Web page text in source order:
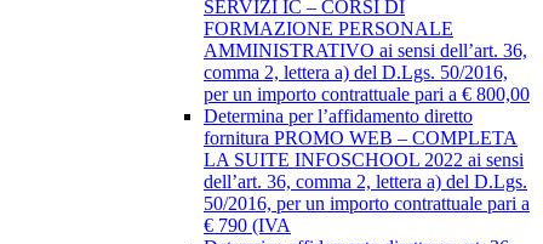
SERVIZI IC – CORSI DI
FORMAZIONE PERSONALE
AMMINISTRATIVO ai sensi dell’art. 36,
comma 2, lettera a) del D.Lgs. 50/2016,
per un importo contrattuale pari a € 800,00
Determina per l’affidamento diretto
fornitura PROMO WEB – COMPLETA
LA SUITE INFOSCHOOL 2022 ai sensi
dell’art. 36, comma 2, lettera a) del D.Lgs.
50/2016, per un importo contrattuale pari a
€ 790 (IVA